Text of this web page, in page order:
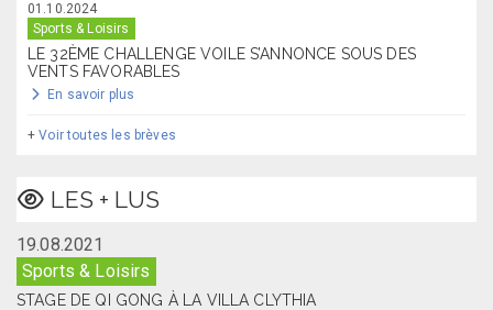
01.10.2024
Sports & Loisirs
LE 32ÈME CHALLENGE VOILE S’ANNONCE SOUS DES
VENTS FAVORABLES
En savoir plus
+Voir toutes les brèves
LES + LUS
19.08.2021
Sports & Loisirs
STAGE DE QI GONG À LA VILLA CLYTHIA